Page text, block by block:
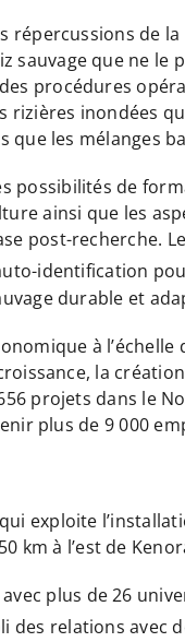
répercussions de
sauvage que ne
procédures
rizières inondées
que les mélanges
possibilités de
ainsi que les
post-recherche.
identification
durable et
à
la
projets dans le
plus de 9 000
exploite
km à l’est de
avec plus de 26
des relations avec